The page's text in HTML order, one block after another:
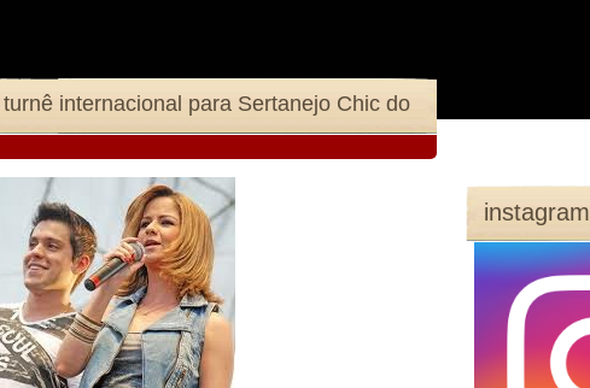
internacional para Sertanejo Chic do
instagram